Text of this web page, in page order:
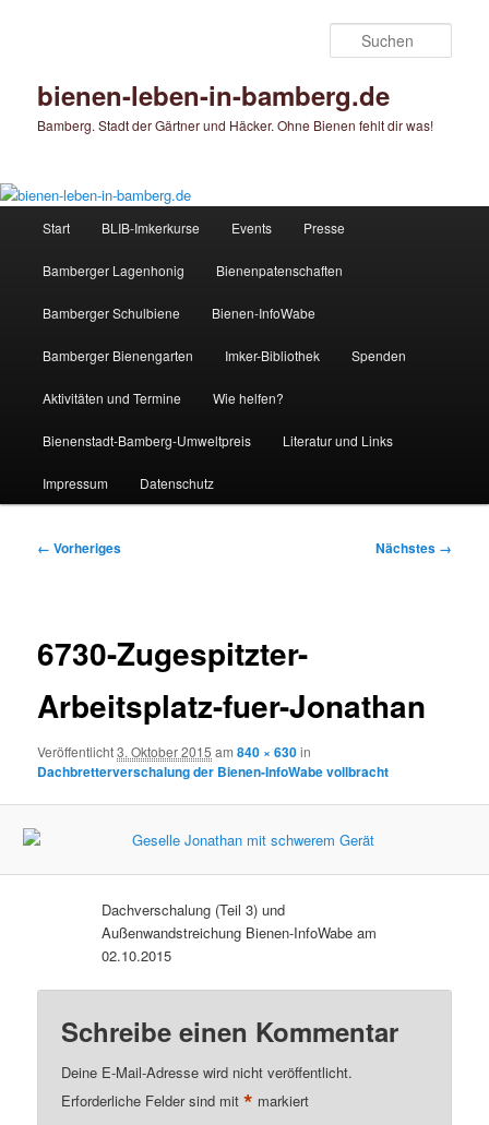
bienen-leben-in-bamberg.de
Bamberg. Stadt der Gärtner und Häcker. Ohne Bienen fehlt dir was!
Start BLIB-Imkerkurse Events Presse
Bamberger Lagenhonig Bienenpatenschaften
Bamberger Schulbiene Bienen-InfoWabe
Bamberger Bienengarten Imker-Bibliothek Spenden
Aktivitäten und Termine Wie helfen?
Bienenstadt-Bamberg-Umweltpreis Literatur und Links
Impressum Datenschutz
Bilder-
← Vorheriges Nächstes →
6730-Zugespitzter-
Arbeitsplatz-fuer-Jonathan
Veröffentlicht3. Oktober 2015 am840 × 630in
Dachbretterverschalung der Bienen-InfoWabe vollbracht
Dachverschalung (Teil 3) und
Außenwandstreichung Bienen-InfoWabe am
02.10.2015
Schreibe einen Kommentar
Deine E-Mail-Adresse wird nicht veröffentlicht.
Erforderliche Felder sind mit* markiert